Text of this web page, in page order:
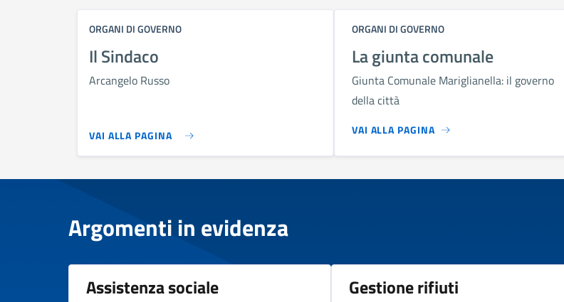
ORGANI DI GOVERNO
Il Sindaco
Arcangelo Russo
VAI ALLA PAGINA
ORGANI DI GOVERNO
La giunta comunale
Giunta Comunale Mariglianella: il governo
della città
VAI ALLA PAGINA
Argomenti in evidenza
Assistenza sociale Gestione rifiuti